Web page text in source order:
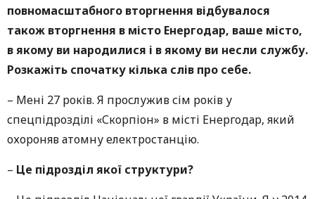
повномасштабного вторгнення відбувалося
також вторгнення в місто Енергодар, ваше місто,
в якому ви народилися і в якому ви несли службу.
Розкажіть спочатку кілька слів про себе.
– Мені 27 років. Я прослужив сім років у
спецпідрозділі «Скорпіон» в місті Енергодар, який
охороняв атомну електростанцію.
– Це підрозділ якої структури?